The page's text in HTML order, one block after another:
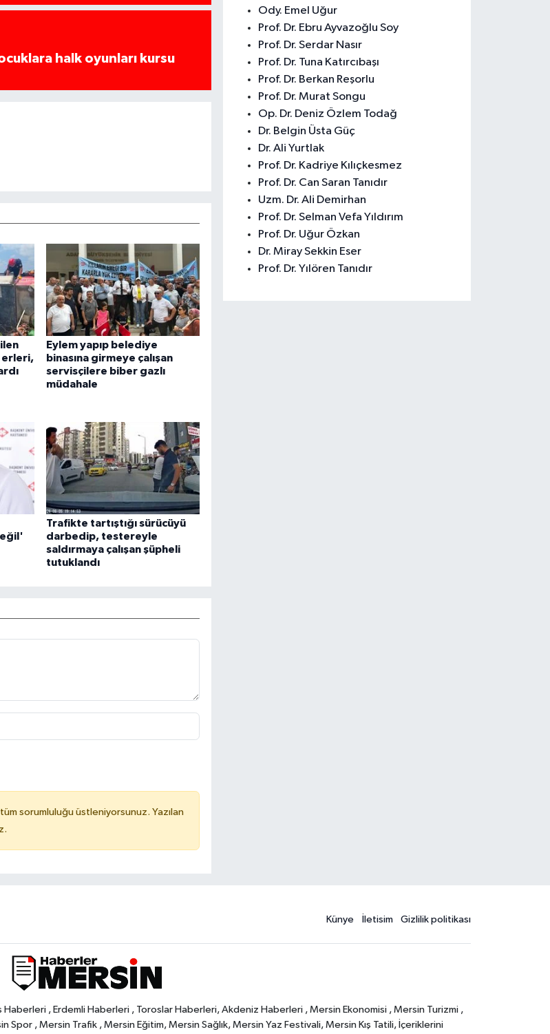
halk oyunları kursu
erleri,
Eylem yapıp belediye
binasına girmeye çalışan
servisçilere biber gazlı
müdahale
Trafikte tartıştığı sürücüyü
darbedip, testereyle
saldırmaya çalışan şüpheli
tutuklandı
sorumluluğu üstleniyorsunuz. Yazılan
Ody. Emel Uğur
Prof. Dr. Ebru Ayvazoğlu Soy
Prof. Dr. Serdar Nasır
Prof. Dr. Tuna Katırcıbaşı
Prof. Dr. Berkan Reşorlu
Prof. Dr. Murat Songu
Op. Dr. Deniz Özlem Todağ
Dr. Belgin Üsta Güç
Dr. Ali Yurtlak
Prof. Dr. Kadriye Kılıçkesmez
Prof. Dr. Can Saran Tanıdır
Uzm. Dr. Ali Demirhan
Prof. Dr. Selman Vefa Yıldırım
Prof. Dr. Uğur Özkan
Dr. Miray Sekkin Eser
Prof. Dr. Yılören Tanıdır
Künye İletisim Gizlilik politikası
, Erdemli Haberleri , Toroslar Haberleri, Akdeniz Haberleri , Mersin Ekonomisi , Mersin Turizmi ,
Spor , Mersin Trafik , Mersin Eğitim, Mersin Sağlık, Mersin Yaz Festivali, Mersin Kış Tatili, İçeriklerini